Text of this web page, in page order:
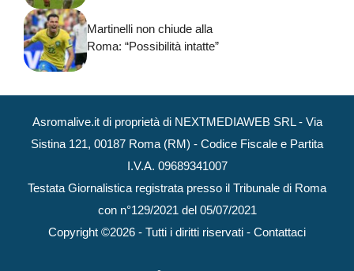
Martinelli non chiude alla
Roma: “Possibilità intatte”
Asromalive.it di proprietà di NEXTMEDIAWEB SRL - Via
Sistina 121, 00187 Roma (RM) - Codice Fiscale e Partita
I.V.A. 09689341007
Testata Giornalistica registrata presso il Tribunale di Roma
con n°129/2021 del 05/07/2021
Copyright ©2026 - Tutti i diritti riservati - Contattaci